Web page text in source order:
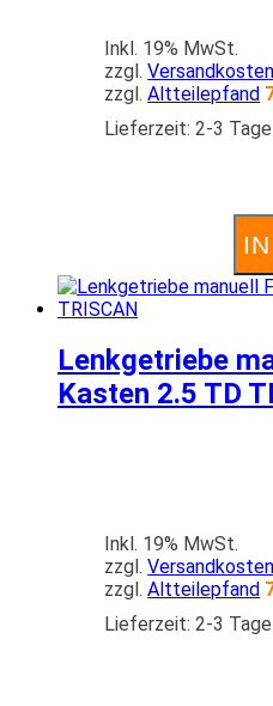
Inkl. 19% MwSt.
zzgl.Versandkosten
zzgl.Altteilepfand
Lieferzeit: 2-3 Tage
Lenkgetriebe
Kasten 2.5 TD
Inkl. 19% MwSt.
zzgl.Versandkosten
zzgl.Altteilepfand
Lieferzeit: 2-3 Tage